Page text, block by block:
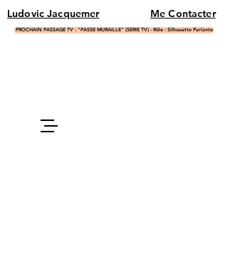
Ludovic Jacquemer Me Contacter
PROCHAIN PASSAGE TV : "PASSE MURAILLE" (SERIE TV) - Rôle : Silhouette Parlante